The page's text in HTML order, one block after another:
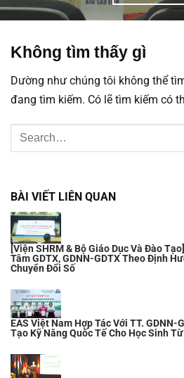
Không tìm thấy gì
Dường như chúng tôi không thể
đang tìm kiếm. Có lẽ tìm kiếm có
BÀI VIẾT LIÊN QUAN
[Viện SHRM & Bộ Giáo Dục Và Đào
Tâm GDTX, GDNN-GDTX Theo Định
Chuyển Đổi Số
EAS Việt Nam Hợp Tác Với TT. GDNN-
Tạo Kỹ Năng Quốc Tế Cho Học Sinh